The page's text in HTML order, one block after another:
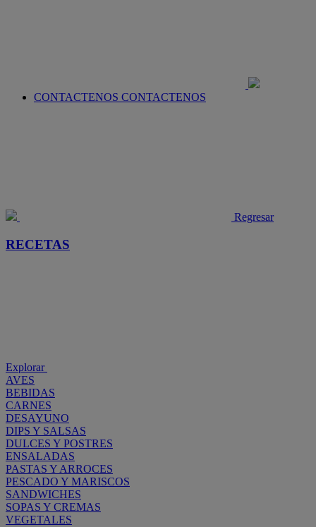
CONTACTENOS CONTACTENOS
Regresar
RECETAS
Explorar
AVES
BEBIDAS
CARNES
DESAYUNO
DIPS Y SALSAS
DULCES Y POSTRES
ENSALADAS
PASTAS Y ARROCES
PESCADO Y MARISCOS
SANDWICHES
SOPAS Y CREMAS
VEGETALES